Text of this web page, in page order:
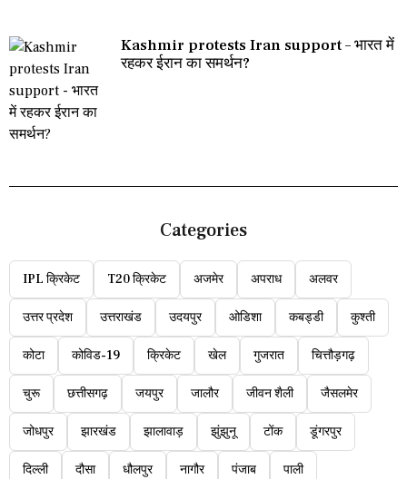
Kashmir protests Iran support – भारत में
रहकर ईरान का समर्थन?
Categories
IPL क्रिकेट T20 क्रिकेट अजमेर अपराध अलवर
उत्तर प्रदेश उत्तराखंड उदयपुर ओडिशा कबड्डी कुश्ती
कोटा कोविड-19 क्रिकेट खेल गुजरात चित्तौड़गढ़
चुरू छत्तीसगढ़ जयपुर जालौर जीवन शैली जैसलमेर
जोधपुर झारखंड झालावाड़ झुंझुनू टोंक डूंगरपुर
दिल्ली दौसा धौलपुर नागौर पंजाब पाली